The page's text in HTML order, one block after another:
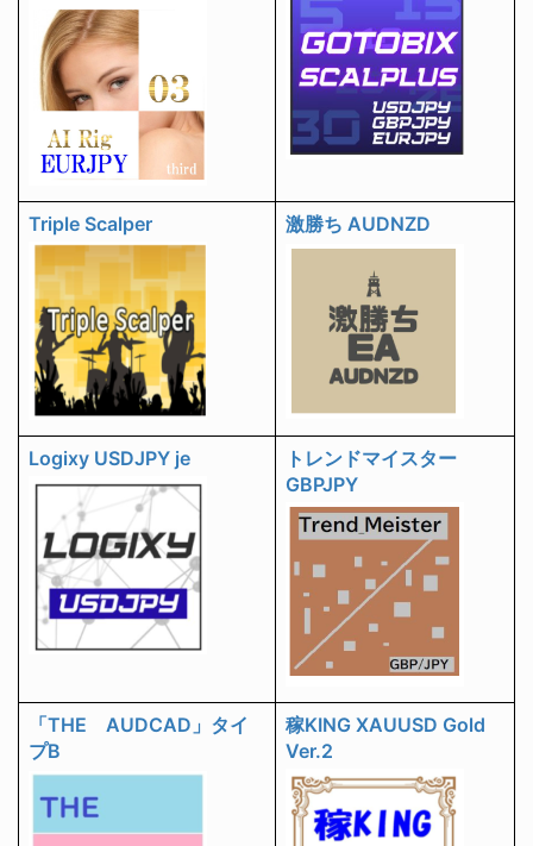
Triple Scalper 激勝ち AUDNZD
Logixy USDJPY je
トレンドマイスター
GBPJPY
「THE AUDCAD」タイ
プB
稼KING XAUUSD Gold
Ver.2